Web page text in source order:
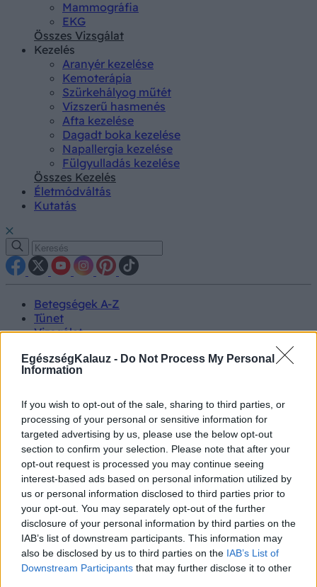
EgészségKalauz - Do Not Process My Personal
Information
If you wish to opt-out of the sale, sharing to third parties, or
processing of your personal or sensitive information for
targeted advertising by us, please use the below opt-out
section to confirm your selection. Please note that after your
opt-out request is processed you may continue seeing
interest-based ads based on personal information utilized by
us or personal information disclosed to third parties prior to
your opt-out. You may separately opt-out of the further
disclosure of your personal information by third parties on the
IAB’s list of downstream participants. This information may
also be disclosed by us to third parties on the IAB’s List of
Downstream Participants that may further disclose it to other
Mammográfia
EKG
Összes Vizsgálat
Kezelés
Aranyér kezelése
Kemoterápia
Szürkehályog műtét
Vízszerű hasmenés
Afta kezelése
Dagadt boka kezelése
Napallergia kezelése
Fülgyulladás kezelése
Összes Kezelés
Életmódváltás
Kutatás
Betegségek A-Z
Tünet
Vizsgálat
Életmódváltás
Kutatás
Hírek
Videók
Kisállatok egészsége
#allergia #influenza#cukorbetegség
#orvosmeteorológia#vérnyomás#stroke#rákbetegség
#pajzsmirigy#reflux#ekcéma#herpesz
Regisztráció